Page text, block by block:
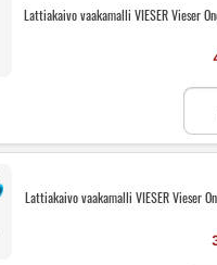
Lattiakaivo vaakamalli VIESER Vieser
One
Lattiakaivo vaakamalli VIESER Vieser